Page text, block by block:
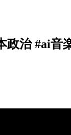
政治 #ai